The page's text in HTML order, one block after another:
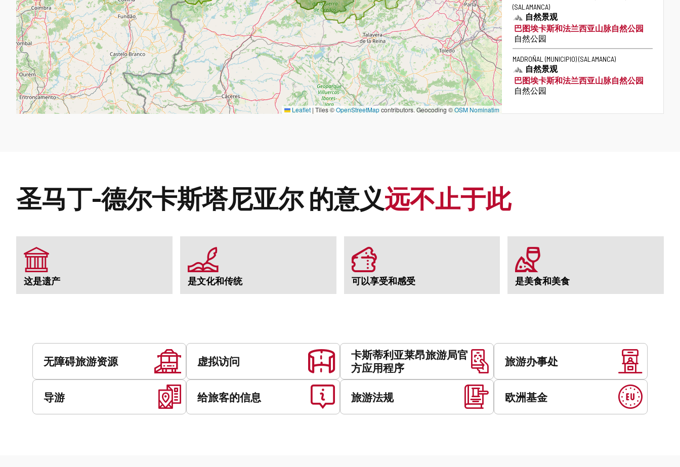
(SALAMANCA)
自然景观
巴图埃卡斯和法兰西亚山脉自然公园
类
别
自然公园
MADROÑAL (MUNICIPIO)(SALAMANCA)
自然景观
巴图埃卡斯和法兰西亚山脉自然公园
类
自然公园
Leaflet | Tiles ©OpenStreetMapcontributors. Geocoding ©OSM Nominatim
圣马丁-德尔卡斯塔尼亚尔 的意义远不止于此
这是遗产 是文化和传统 可以享受和感受 是美食和美食
无障碍旅游资源 虚拟访问
卡斯蒂利亚莱昂旅游局官
方应用程序
旅游办事处
导游 给旅客的信息 旅游法规 欧洲基金